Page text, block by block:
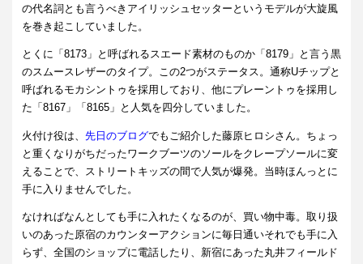
の代名詞とも言うべきアイリッシュセッターというモデルが大旋風
を巻き起こしていました。
とくに「8173」と呼ばれるスエード素材のものか「8179」と言う黒
のスムースレザーのタイプ。この2つがステータス。通称Uチップと
呼ばれるモカシントゥを採用しており、他にプレーントゥを採用し
た「8167」「8165」と人気を四分していました。
火付け役は、 先日のブログでもご紹介した藤原ヒロシさん。ちょっ
と重くなりがちだったワークブーツのソールをクレープソールに変
えることで、ストリートキッズの間で人気が爆発。当時ほんっとに
手に入りませんでした。
なければなんとしても手に入れたくなるのが、買い物中毒。取り扱
いのあった原宿のカウンターアクションに毎日通いそれでも手に入
らず、全国のショップに電話したり、新宿にあった丸井フィールド